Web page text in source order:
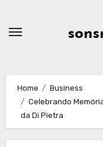
Home
Business
Celebrando
da Di Pietra